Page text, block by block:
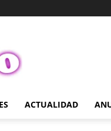
ACTUALIDAD